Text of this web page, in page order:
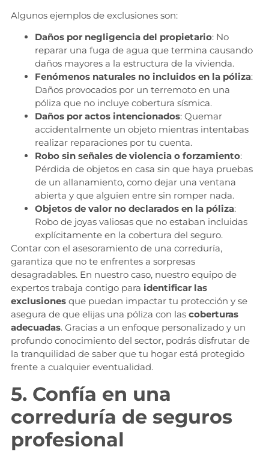
Algunos ejemplos de exclusiones son:
Daños por negligencia del propietario: No
reparar una fuga de agua que termina causando
daños mayores a la estructura de la vivienda.
Fenómenos naturales no incluidos en la póliza:
Daños provocados por un terremoto en una
póliza que no incluye cobertura sísmica.
Daños por actos intencionados: Quemar
accidentalmente un objeto mientras intentabas
realizar reparaciones por tu cuenta.
Robo sin señales de violencia o forzamiento:
Pérdida de objetos en casa sin que haya pruebas
de un allanamiento, como dejar una ventana
abierta y que alguien entre sin romper nada.
Objetos de valor no declarados en la póliza:
Robo de joyas valiosas que no estaban incluidas
explícitamente en la cobertura del seguro.
Contar con el asesoramiento de una correduría,
garantiza que no te enfrentes a sorpresas
desagradables. En nuestro caso, nuestro equipo de
expertos trabaja contigo para identificar las
exclusionesque puedan impactar tu protección y se
asegura de que elijas una póliza con las coberturas
adecuadas. Gracias a un enfoque personalizado y un
profundo conocimiento del sector, podrás disfrutar de
la tranquilidad de saber que tu hogar está protegido
frente a cualquier eventualidad.
5. Confía en una
correduría de seguros
profesional